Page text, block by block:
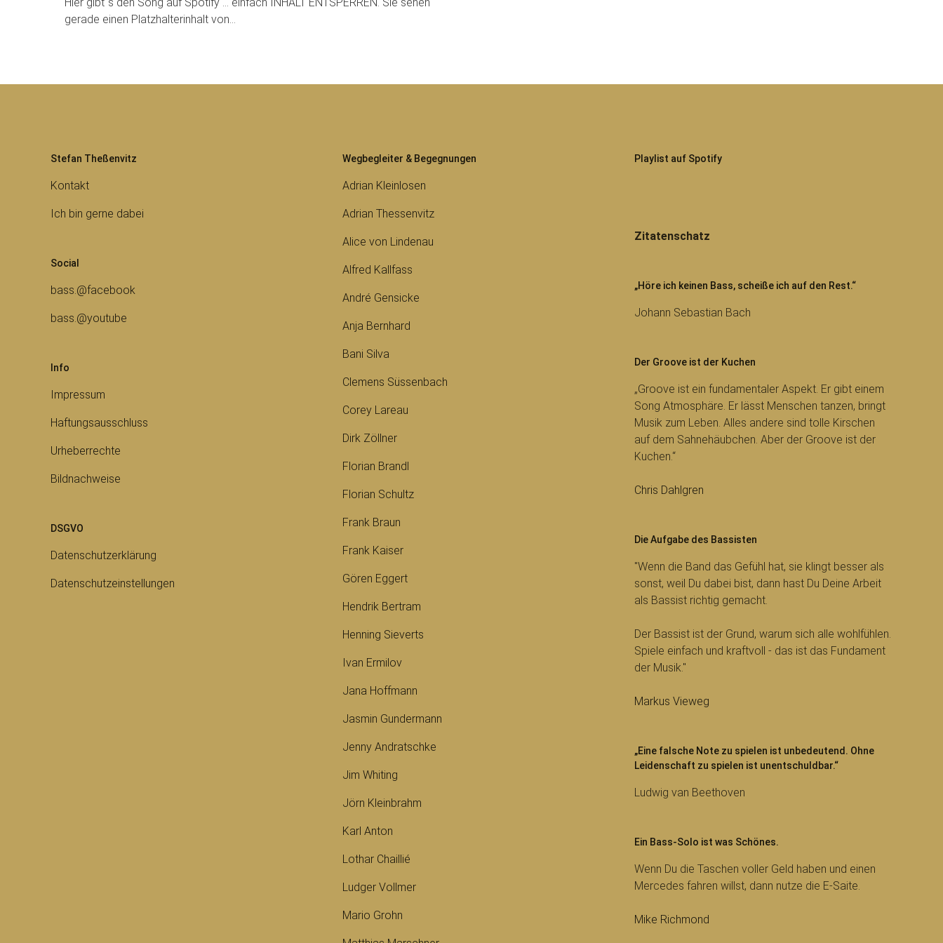
gerade einen Platzhalterinhalt von…
Stefan Theßenvitz
Kontakt
Ich bin gerne dabei
Social
bass.@facebook
bass.@youtube
Info
Impressum
Haftungsausschluss
Urheberrechte
Bildnachweise
DSGVO
Datenschutzerklärung
Datenschutzeinstellungen
Wegbegleiter & Begegnungen
Adrian Kleinlosen
Adrian Thessenvitz
Alice von Lindenau
Alfred Kallfass
André Gensicke
Anja Bernhard
Bani Silva
Clemens Süssenbach
Corey Lareau
Dirk Zöllner
Florian Brandl
Florian Schultz
Frank Braun
Frank Kaiser
Gören Eggert
Hendrik Bertram
Henning Sieverts
Ivan Ermilov
Jana Hoffmann
Jasmin Gundermann
Jenny Andratschke
Jim Whiting
Jörn Kleinbrahm
Karl Anton
Lothar Chaillié
Ludger Vollmer
Mario Grohn
Playlist auf Spotify
Zitatenschatz
„Höre ich keinen Bass, scheiße ich auf den Rest.“
Johann Sebastian Bach
Der Groove ist der Kuchen
„Groove ist ein fundamentaler Aspekt. Er gibt einem
Song Atmosphäre. Er lässt Menschen tanzen, bringt
Musik zum Leben. Alles andere sind tolle Kirschen
auf dem Sahnehäubchen. Aber der Groove ist der
Kuchen.“
Chris Dahlgren
Die Aufgabe des Bassisten
"Wenn die Band das Gefühl hat, sie klingt besser als
sonst, weil Du dabei bist, dann hast Du Deine Arbeit
als Bassist richtig gemacht.
Der Bassist ist der Grund, warum sich alle wohlfühlen.
Spiele einfach und kraftvoll - das ist das Fundament
der Musik."
Markus Vieweg
„Eine falsche Note zu spielen ist unbedeutend. Ohne
Leidenschaft zu spielen ist unentschuldbar.“
Ludwig van Beethoven
Ein Bass-Solo ist was Schönes.
Wenn Du die Taschen voller Geld haben und einen
Mercedes fahren willst, dann nutze die E-Saite.
Mike Richmond